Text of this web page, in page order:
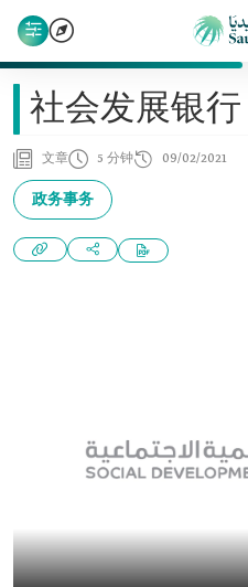
社会发展银行
文章 5 分钟 09/02/2021
政务事务